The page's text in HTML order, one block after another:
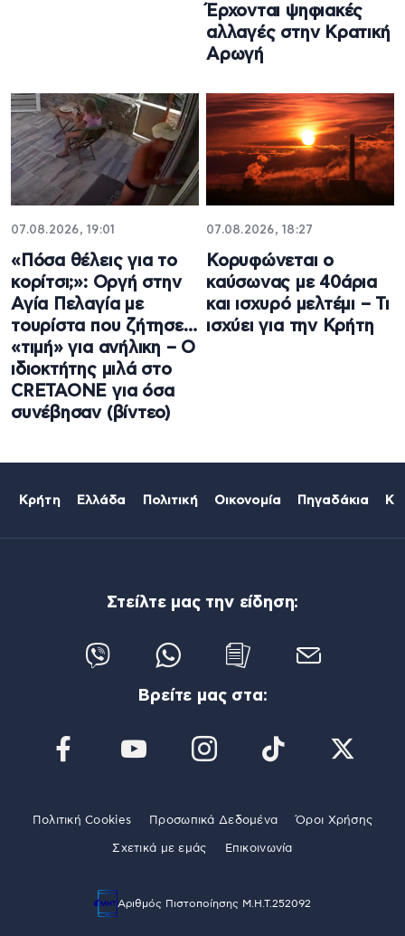
Έρχονται ψηφιακές
αλλαγές στην Κρατική
Αρωγή
07.08.2026, 19:01
«Πόσα θέλεις για το
κορίτσι;»: Οργή στην
Αγία Πελαγία με
τουρίστα που ζήτησε…
«τιμή» για ανήλικη – Ο
ιδιοκτήτης μιλά στο
CRETAONE για όσα
συνέβησαν (βίντεο)
07.08.2026, 18:27
Κορυφώνεται ο
καύσωνας με 40άρια
και ισχυρό μελτέμι – Τι
ισχύει για την Κρήτη
Κρήτη Ελλάδα Πολιτική Οικονομία Πηγαδάκια
Στείλτε μας την είδηση:
Βρείτε μας στα:
Πολιτική Cookies Προσωπικά Δεδομένα Όροι Χρήσης
Σχετικά με εμάς Επικοινωνία
Αριθμός Πιστοποίησης Μ.Η.Τ.252092